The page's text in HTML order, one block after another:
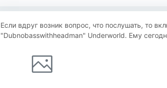
Если вдруг возник вопрос, что послушать, то
"Dubnobasswithheadman" Underworld. Ему